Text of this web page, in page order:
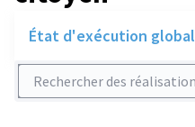
État d'exécution global
Rechercher des réalisations